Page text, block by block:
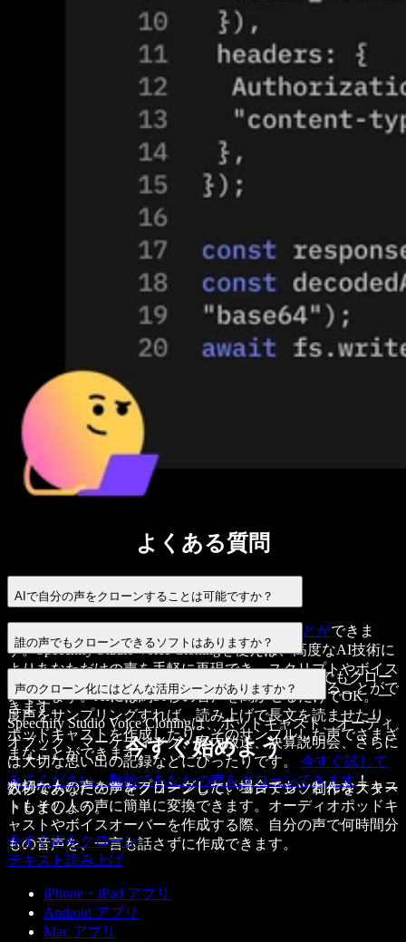
よくある質問
AIで自分の声をクローンすることは可能ですか？
AI技術で声をクローンすることができま
す。Speechify Studio Voice Cloningを使えば、高度なAI技術に
よりあなただけの声を手軽に再現でき、スクリプトやボイス
オーバーのプロジェクトをあなたの声で読み上げ ることがで
きます。
誰の声でもクローンできるソフトはありますか？
はわずか数秒で誰の声でもクロー
ンできます。AIには約30秒の音声を聞かせるだけでOK。一
度声をサンプリングすれば、読み上げで長文を読ませたり、
ポッドキャストを作成したり、そのサンプルした声でさまざ
まなことができます。
大切な人の声をサンプリングしたい場合でも、どんなテキス
トもその人の声に簡単に変換できます。オーディオポッドキ
ャストやボイスオーバーを作成する際、自分の声で何時間分
もの音声を、一言も話さずに作成できます。
声のクローン化にはどんな活用シーンがありますか？
Speechify Studio Voice Cloningは、ポッドキャスト、オーディ
オブック、マーケティング、案内放送、決算説明会、さらに
は大切な思い出の記録などにぴったりです。 今すぐ試して
みてください。数秒であなたの声をクローンできます ！
今すぐ始めよう
数秒であなたの声をクローンして、コンテンツ制作をスター
トしましょう。
今すぐ声をクローン
テキスト読み上げ
iPhone・iPad アプリ
Android アプリ
Mac アプリ